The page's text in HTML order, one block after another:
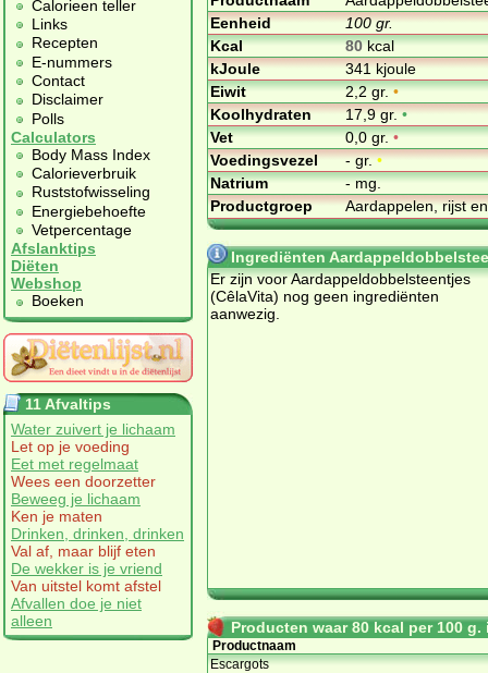
Calorieen teller
Links
Recepten
E-nummers
Contact
Disclaimer
Polls
Calculators
Body Mass Index
Calorieverbruik
Ruststofwisseling
Energiebehoefte
Vetpercentage
Afslanktips
Diëten
Webshop
Boeken
11 Afvaltips
Water zuivert je lichaam
Let op je voeding
Eet met regelmaat
Wees een doorzetter
Beweeg je lichaam
Ken je maten
Drinken, drinken, drinken
Val af, maar blijf eten
De wekker is je vriend
Van uitstel komt afstel
Afvallen doe je niet
alleen
Eenheid
100 gr.
Kcal
80kcal
kJoule
341 kjoule
Eiwit
2,2 gr.•
Koolhydraten
17,9 gr.•
Vet
0,0 gr.•
Voedingsvezel
- gr.•
Natrium
- mg.
Productgroep
Aardappelen, rijst
Ingrediënten
Er zijn voor Aardappeldobbelsteentjes
(CêlaVita) nog geen ingrediënten
aanwezig.
Producten waar 80 kcal per 100
Productnaam
Escargots